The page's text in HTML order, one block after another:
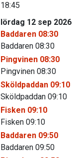
18:45
lördag 12 sep 2026
Baddaren 08:30
Baddaren 08:30
Pingvinen 08:30
Pingvinen 08:30
Sköldpaddan 09:10
Sköldpaddan 09:10
Fisken 09:10
Fisken 09:10
Baddaren 09:50
Baddaren 09:50